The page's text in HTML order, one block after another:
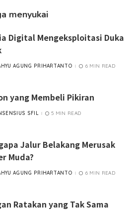
menyukai
Digital Mengeksploitasi Duka
AGUNG PRIHARTANTO 6 MIN READ
yang Membeli Pikiran
SFIL 5 MIN READ
Jalur Belakang Merusak
Muda?
AGUNG PRIHARTANTO 6 MIN READ
Ratakan yang Tak Sama